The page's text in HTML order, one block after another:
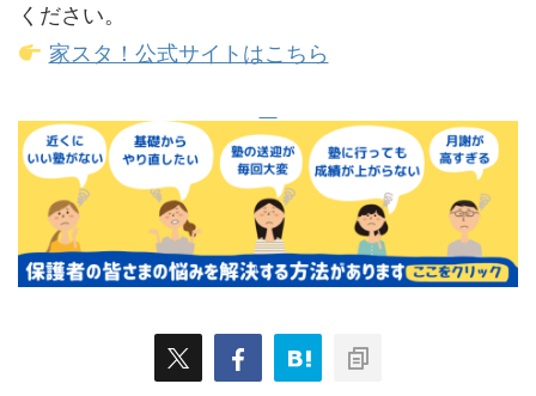
ください。
家スタ！公式サイトはこちら